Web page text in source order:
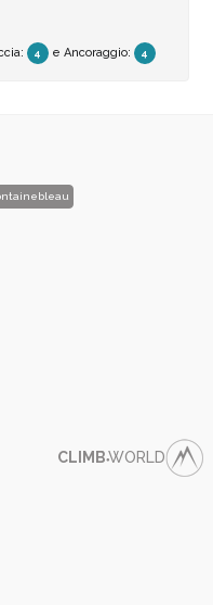
4 e Ancoraggio: 4
CLIMB●WORLD